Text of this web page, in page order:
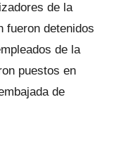
de la
fueron detenidos
de la
puestos en
de